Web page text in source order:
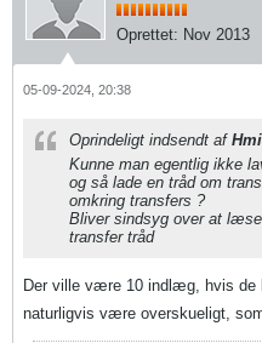
Oprettet: Nov 2013
05-09-2024, 20:38
Oprindeligt indsendt af
Kunne man egentlig ikke
og så lade en tråd om
omkring transfers ?
Bliver sindsyg over at
transfer tråd
Der ville være 10 indlæg, hvis de
naturligvis være overskueligt,